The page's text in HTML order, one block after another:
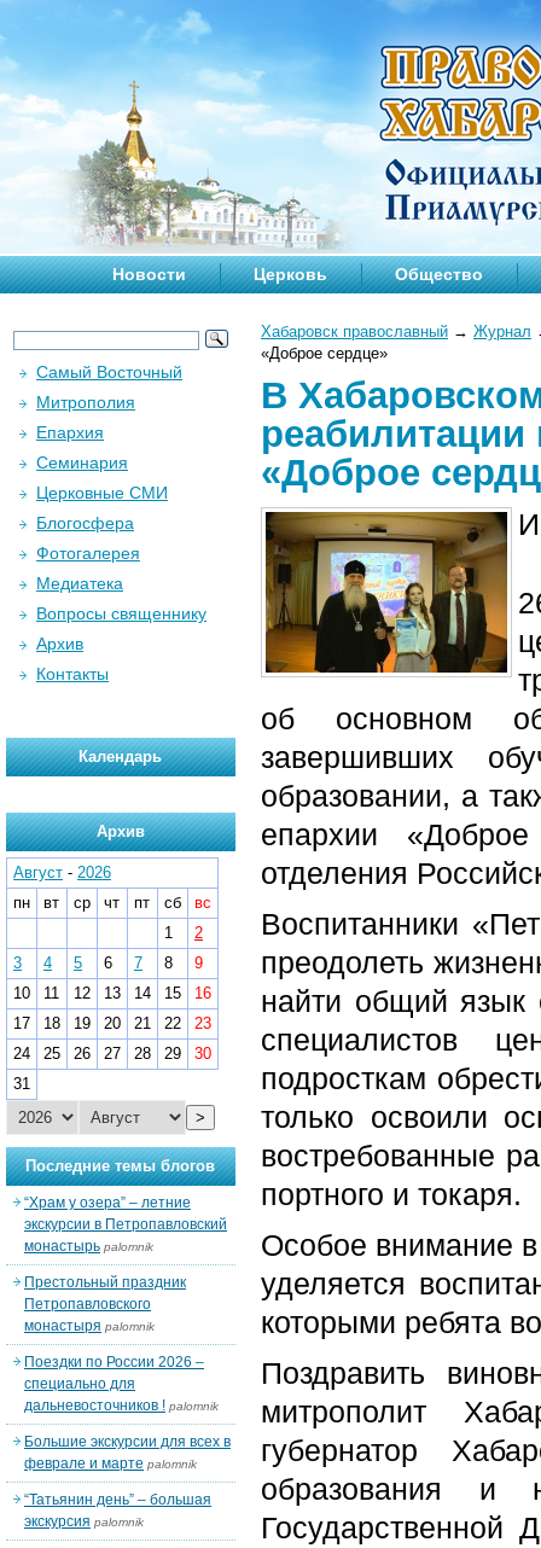
Новости Церковь Общество
Хабаровск православный → Журнал
«Доброе сердце»
В
реабилитации
«Доброе
об основном
завершивших
образовании, а
епархии
отделения
Воспитанники
преодолеть
найти общий язык
специалистов
подросткам
только освоили
востребованные
портного и токаря.
Особое внимание
уделяется
которыми ребята
Поздравить
митрополит
губернатор
образования и
Государственной
Самый Восточный
Митрополия
Епархия
Семинария
Церковные СМИ
Блогосфера
Фотогалерея
Медиатека
Вопросы священнику
Архив
Контакты
Календарь
Архив
Август - 2026
пн
вт ср чт пт сб
вс
1
2
3
4 5 6 7 8
9
10
11 12 13 14 15
16
17
18 19 20 21 22
23
24
25 26 27 28 29
30
31
>
Последние темы блогов
“Храм у озера” – летние
экскурсии в Петропавловский
монастырь palomnik
Престольный праздник
Петропавловского
монастыря palomnik
Поездки по России 2026 –
специально для
дальневосточников ! palomnik
Большие экскурсии для всех в
феврале и марте palomnik
“Татьянин день” – большая
экскурсия palomnik